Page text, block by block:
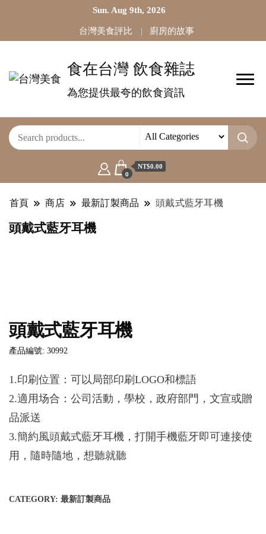
Sun. Aug 9th, 2026
台灣美食評比 廚房的故事
食在台灣 飲食雜誌
為您提供最夸的飲食資訊
0
NT$0.00
首頁 商店 最新訂製商品 頭戴式藍牙耳機
頭戴式藍牙耳機
頭戴式藍牙耳機
產品編號: 30992
1.印刷位置：可以局部印刷LOGO和標語
2.適用场合：公司活動，學校，政府部門，文宣或贈
品派送
3.簡約風頭戴式藍牙耳機，打開手機藍牙即可連接使
用，隨時隨地，想聽就聽
CATEGORY: 最新訂製商品